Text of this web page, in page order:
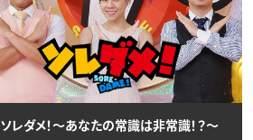
ソレダメ！～あなたの常識は非常識！？～